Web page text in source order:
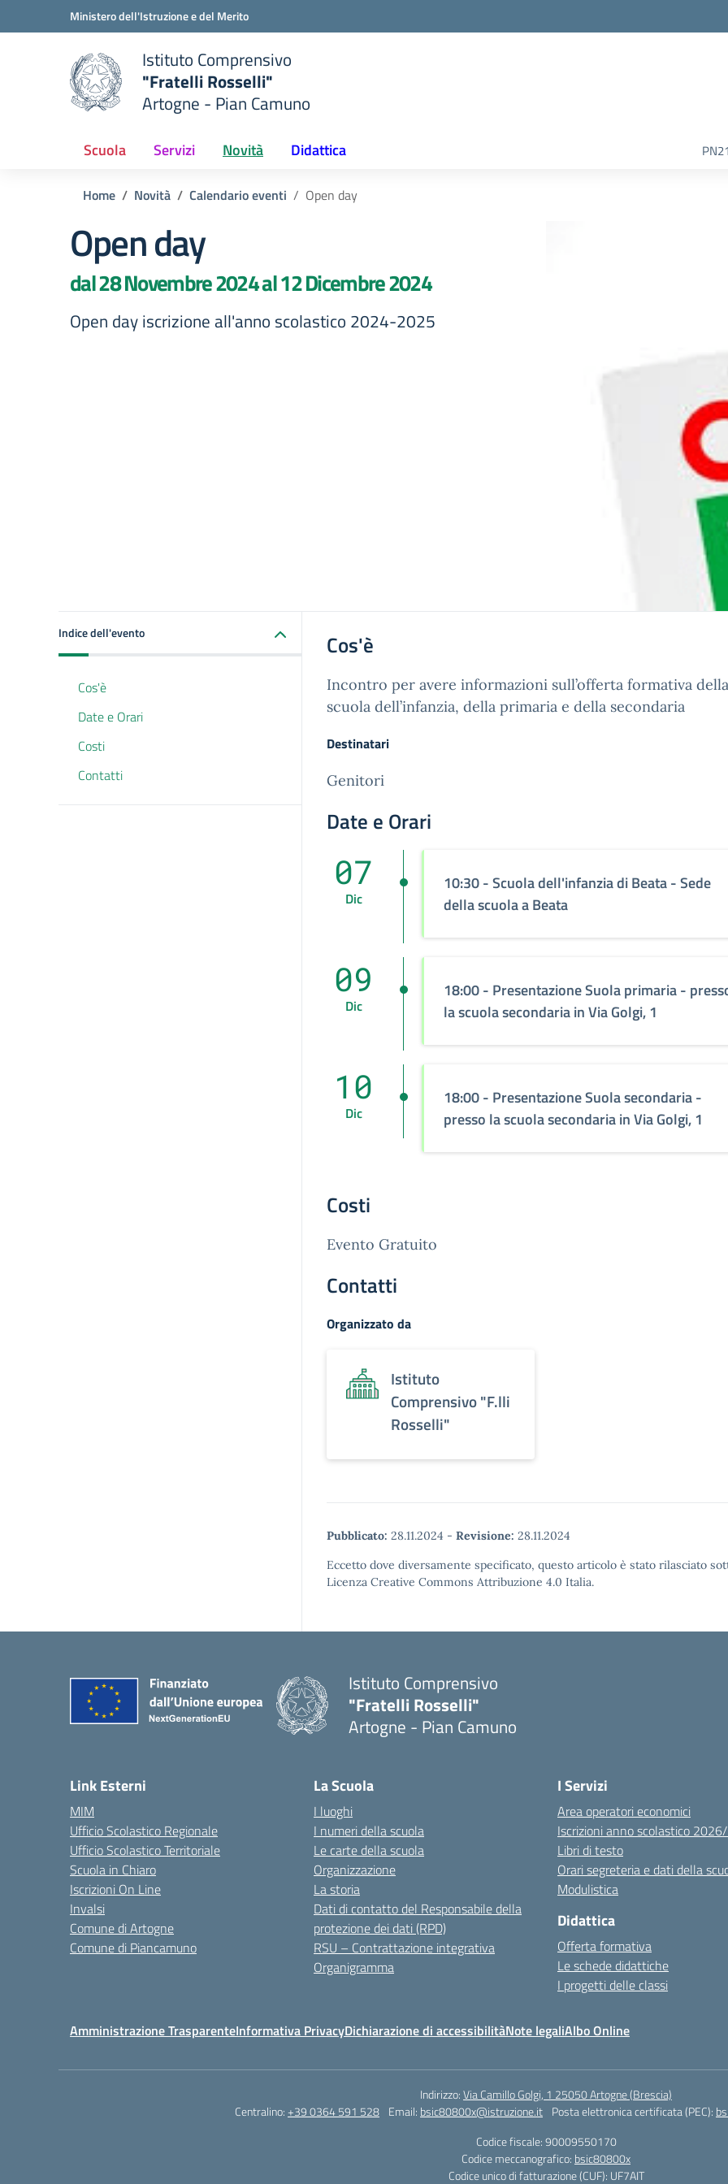
Vai ai contenuti
Vai al menu di navigazioneMinistero dell'Istruzione e del Merito
scuola
Istituto Comprensivo
"Fratelli Rosselli"
Artogne - Pian Camuno
Scuola Servizi Novità Didattica
Home Novità Calendario eventi Open day
Open day
dal 28 Novembre 2024 al 12 Dicembre 2024
Open day iscrizione all'anno scolastico 2024-2025
Indice dell'evento
Cos'è
Date e Orari
Costi
Contatti
Cos'è
Incontro per avere informazioni sull’offerta formativa della
scuola dell’infanzia, della primaria e della secondaria
Destinatari
Genitori
Date e Orari
10:30 - Scuola dell'infanzia di Beata - Sede
della scuola a Beata
07
Dic
18:00 - Presentazione Suola primaria -
la scuola secondaria in Via Golgi, 1
09
Dic
18:00 - Presentazione Suola secondaria -
presso la scuola secondaria in Via Golgi, 1
10
Dic
Costi
Evento Gratuito
Contatti
Organizzato da
Istituto
Comprensivo "F.lli
Rosselli"
Pubblicato: 28.11.2024 - Revisione: 28.11.2024
Eccetto dove diversamente specificato, questo articolo è stato rilasciato
Licenza Creative Commons Attribuzione 4.0 Italia.
Istituto Comprensivo
"Fratelli Rosselli"
Artogne - Pian Camuno
Link Esterni
MIM
Ufficio Scolastico Regionale
Ufficio Scolastico Territoriale
Scuola in Chiaro
Iscrizioni On Line
Invalsi
Comune di Artogne
Comune di Piancamuno
La Scuola
I luoghi
I numeri della scuola
Le carte della scuola
Organizzazione
La storia
Dati di contatto del Responsabile della
protezione dei dati (RPD)
RSU – Contrattazione integrativa
Organigramma
I Servizi
Area operatori economici
Iscrizioni anno scolastico
Libri di testo
Orari segreteria e dati della
Modulistica
Didattica
Offerta formativa
Le schede didattiche
I progetti delle classi
Amministrazione TrasparenteInformativa PrivacyDichiarazione di accessibilitàNote legaliAlbo Online
Indirizzo:Via Camillo Golgi, 1 25050 Artogne (Brescia)
Centralino:+39 0364 591 528 Email: bsic80800x@istruzione.it Posta elettronica certificata (PEC):
Codice fiscale: 90009550170
Codice meccanografico: bsic80800x
Codice unico di fatturazione (CUF): UF7AIT